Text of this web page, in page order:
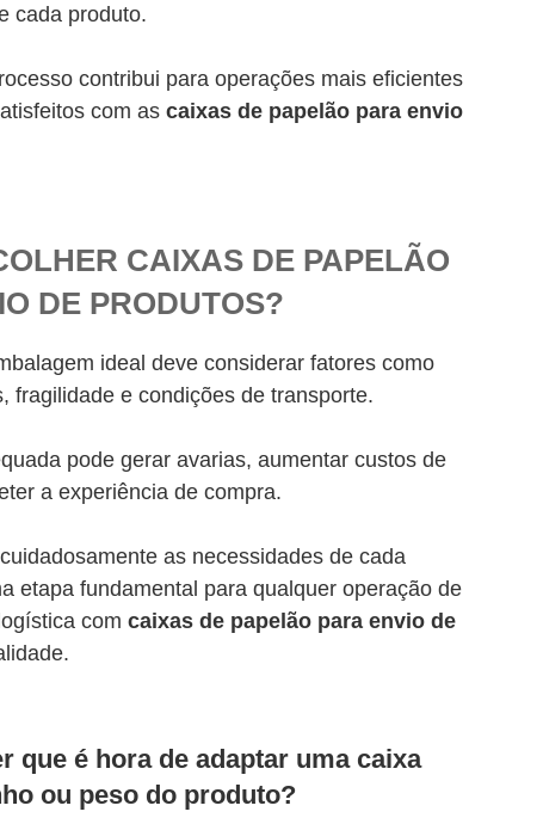
cada produto.
contribui para operações mais eficientes
com as caixas de papelão para envio
CAIXAS DE PAPELÃO
DE PRODUTOS?
ideal deve considerar fatores como
fragilidade e condições de transporte.
pode gerar avarias, aumentar custos de
a experiência de compra.
as necessidades de cada
etapa fundamental para qualquer operação de
com caixas de papelão para envio de
que é hora de adaptar uma caixa
ou peso do produto?